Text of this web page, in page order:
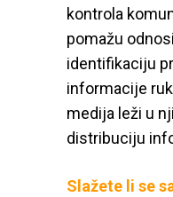
kontrola
pomažu
identifikaciju
informacije
medija leži u
distribuciju
Slažete li se